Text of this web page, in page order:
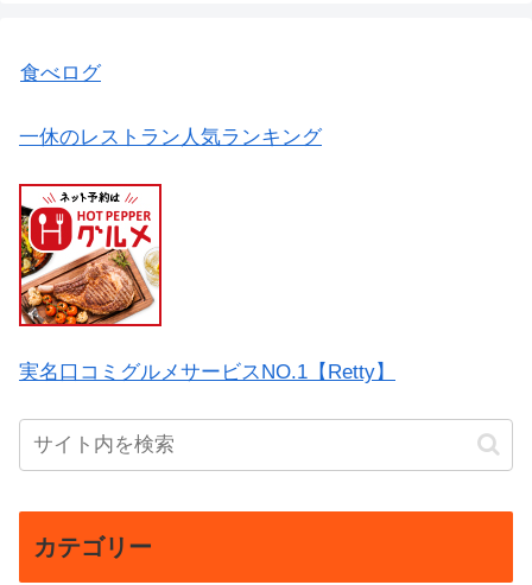
食べログ
一休のレストラン人気ランキング
実名口コミグルメサービスNO.1【Retty】
カテゴリー